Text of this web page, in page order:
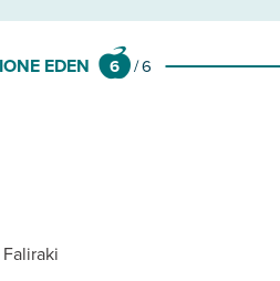
EDEN 6 /6